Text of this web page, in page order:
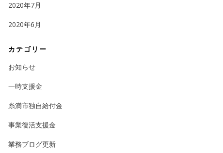
2020年7月
2020年6月
カテゴリー
お知らせ
一時支援金
糸満市独自給付金
事業復活支援金
業務ブログ更新